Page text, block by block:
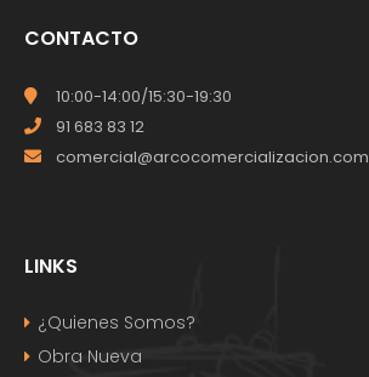
CONTACTO
10:00-14:00/15:30-19:30
91 683 83 12
comercial@arcocomercializacion.com
LINKS
¿Quienes Somos?
Obra Nueva